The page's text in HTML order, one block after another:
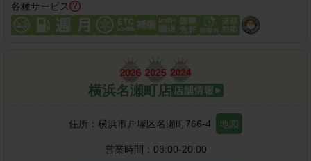
各種サービス
横浜名瀬町店
住所： 横浜市戸塚区名瀬町766-4 地図
営業時間： 08:00-20:00